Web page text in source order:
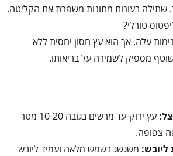
שתילה בעונות מתונות משפרת את הקליטה.
טורלי?
עלה, אך הוא עץ חסון יחסית ללא
מספיק לשמירה על בריאותו.
עץ ירוק-עד מרשים בגובה 10-20 מטר
צפופה.
ליובש: משגשג בשמש מלאה ועמיד ליובש